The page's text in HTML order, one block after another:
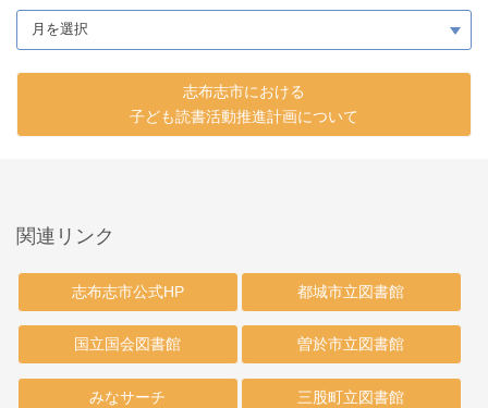
志布志市における
子ども読書活動推進計画について
関連リンク
志布志市公式HP
国立国会図書館
みなサーチ
都城市立図書館
曽於市立図書館
三股町立図書館